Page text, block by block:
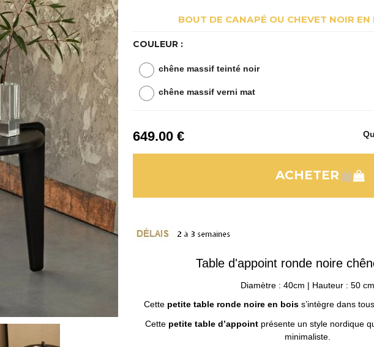
BOUT DE CANAPÉ OU CHEVET NOIR EN
COULEUR :
chêne massif teinté noir
chêne massif verni mat
649.00€
Table d'appoint ronde noire
Diamètre : 40cm | Hauteur : 50 cm
Cette petite table ronde noire en bois s’intègre dans
Cette petite table d’appoint présente un style nordique
minimaliste.